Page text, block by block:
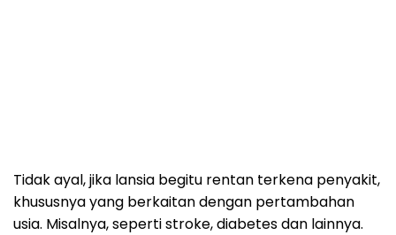
Tidak ayal, jika lansia begitu rentan terkena penyakit,
khususnya yang berkaitan dengan pertambahan
usia. Misalnya, seperti stroke, diabetes dan lainnya.